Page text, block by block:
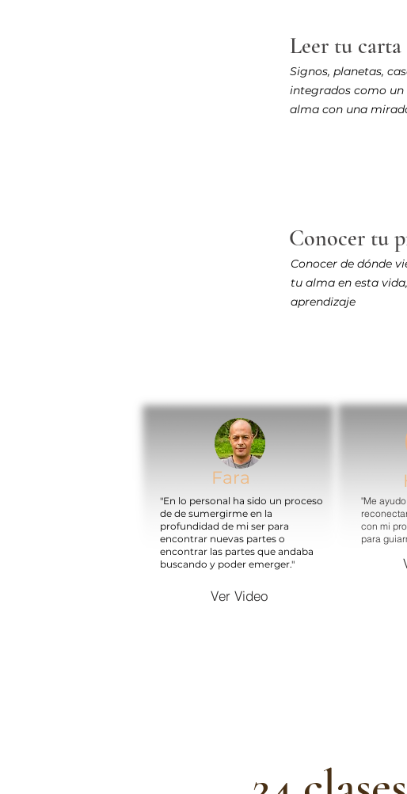
Leer tu
Signos, planetas,
integrados como
alma con una
Conocer tu
Conocer de dónde
tu alma en esta
aprendizaje
Fara
"En lo personal ha sido un proceso
de de sumergirme en la
profundidad de mi ser para
encontrar nuevas partes o
encontrar las partes que andaba
buscando y poder emerger."
Ver Video
"Me
con mi
para